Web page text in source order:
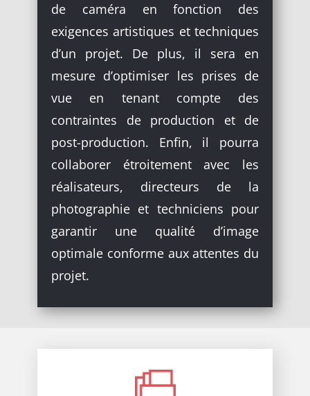
de caméra en fonction des
exigences artistiques et techniques
d’un projet. De plus, il sera en
mesure d’optimiser les prises de
vue en tenant compte des
contraintes de production et de
post-production. Enfin, il pourra
collaborer étroitement avec les
réalisateurs, directeurs de la
photographie et techniciens pour
garantir une qualité d’image
optimale conforme aux attentes du
projet.